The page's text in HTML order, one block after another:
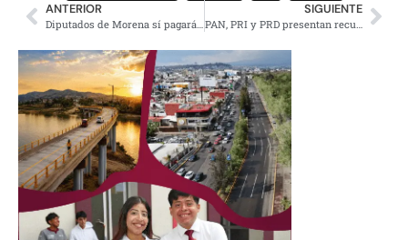
ANTERIOR
Diputados de Morena sí pagarán ISR de su aguinaldo: Tatiana Clouthier
SIGUIENTE
PAN, PRI y PRD presentan recurso vs ley que obliga a diputados pagar ISR de sus aguinaldos